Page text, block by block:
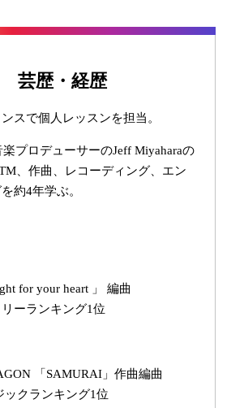
芸歴・経歴
スで個人レッスンを担当。
楽プロデューサーのJeff Miyaharaの
、作曲、レコーディング、エン
約4年学ぶ。
for your heart 」 編曲
ーランキング1位
「SAMURAI」作曲編曲
ックランキング1位